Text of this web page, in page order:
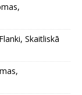
Skaitliskā